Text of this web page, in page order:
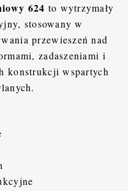
624 to wytrzymały
stosowany w
przewieszeń nad
zadaszeniami i
konstrukcji wspartych